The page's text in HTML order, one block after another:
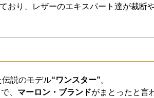
おり、レザーのエキスパート達が裁断
説のモデル“ワンスター”。
、 マーロン・ブランドがまとったと言